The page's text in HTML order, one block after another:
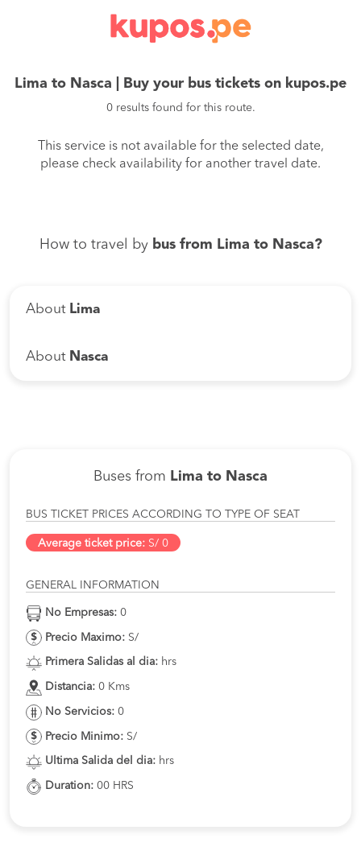
Lima to Nasca | Buy your bus tickets on kupos.pe
0 results found for this route.
This service is not available for the selected date,
please check availability for another travel date.
How to travel by bus from Lima to Nasca?
About Lima
About Nasca
Buses from Lima to Nasca
BUS TICKET PRICES ACCORDING TO TYPE OF SEAT
Average ticket price: S/ 0
GENERAL INFORMATION
No Empresas: 0
Precio Maximo: S/
Primera Salidas al dia: hrs
Distancia: 0 Kms
No Servicios: 0
Precio Minimo: S/
Ultima Salida del dia: hrs
Duration: 00 HRS